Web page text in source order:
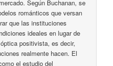
Según Buchanan, se
románticos que versan
que las instituciones
ideales en lugar de
positivista, es decir,
realmente hacen. El
el estudio del